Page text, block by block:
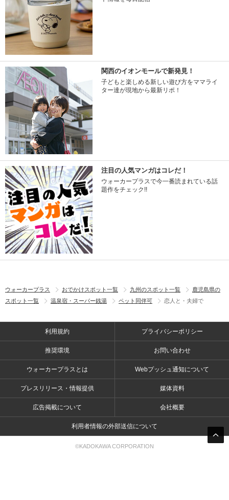
関西のイオンモールで新発見！
子どもと楽しめる新しい遊び方をママライ
ター達が現地から最新リポ！
注目の人気マンガはコレだ！
ウォーカープラスで今一番読まれている話
題作をチェック!!
ウォーカープラス おでかけスポット一覧 九州のスポット一覧
鹿児島県の
スポット一覧
温泉宿・スーパー銭湯 ペット同伴可 恋人と・夫婦で
利用規約 プライバシーポリシー
推奨環境 お問い合わせ
ウォーカープラスとは Webプッシュ通知について
プレスリリース・情報提供 媒体資料
広告掲載について 会社概要
利用者情報の外部送信について
©KADOKAWA CORPORATION